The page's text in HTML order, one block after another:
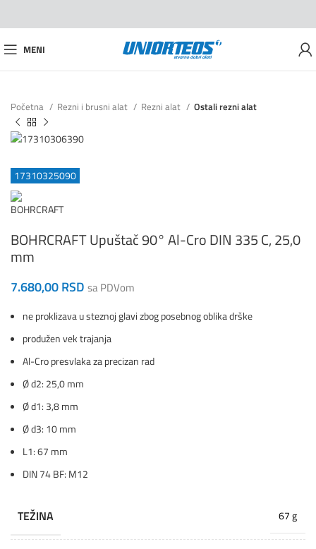
MENI
Početna Rezni i brusni alat Rezni alat Ostali rezni alat
17310325090
BOHRCRAFT Upuštač 90° Al-Cro DIN 335 C, 25,0
mm
7.680,00RSD sa PDVom
ne proklizava u steznoj glavi zbog posebnog oblika drške
produžen vek trajanja
Al-Cro presvlaka za precizan rad
Ø d2: 25,0 mm
Ø d1: 3,8 mm
Ø d3: 10 mm
L1: 67 mm
DIN 74 BF: M12
TEŽINA 67 g